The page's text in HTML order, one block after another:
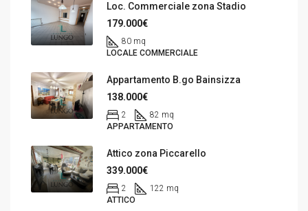
Loc. Commerciale zona Stadio
179.000€
80 mq
LOCALE COMMERCIALE
Appartamento B.go Bainsizza
138.000€
2
82 mq
APPARTAMENTO
Attico zona Piccarello
339.000€
2
122 mq
ATTICO